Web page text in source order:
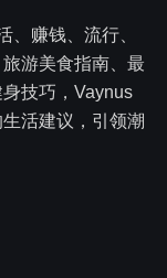
、赚钱、流行、
游美食指南、最
技巧，Vaynus
活建议，引领潮